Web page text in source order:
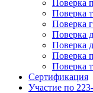
Поверка
Поверка
Поверка
Поверка
Поверка
Поверка
Поверка
Сертификация
Участие по